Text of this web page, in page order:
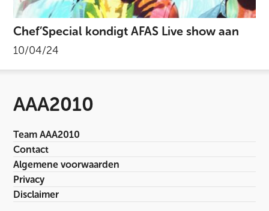
Chef’Special kondigt AFAS Live show aan
10/04/24
AAA2010
Team AAA2010
Contact
Algemene voorwaarden
Privacy
Disclaimer